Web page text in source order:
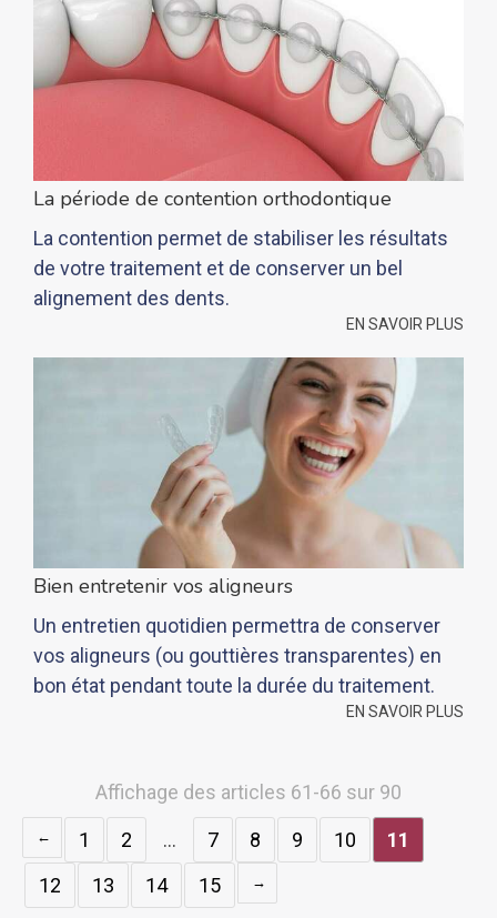
La période de contention orthodontique
La contention permet de stabiliser les résultats
de votre traitement et de conserver un bel
alignement des dents.
EN SAVOIR PLUS
Bien entretenir vos aligneurs
Un entretien quotidien permettra de conserver
vos aligneurs (ou gouttières transparentes) en
bon état pendant toute la durée du traitement.
EN SAVOIR PLUS
Affichage des articles 61-66 sur 90
1 2 … 7 8 9 10
11
12
13 14 15